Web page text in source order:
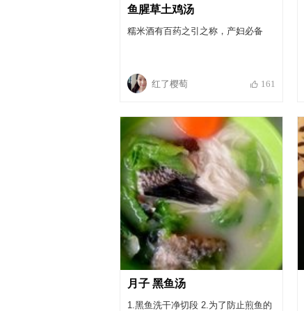
鱼腥草土鸡汤
糯米酒有百药之引之称，产妇必备
红了樱萄 161
月子 黑鱼汤
1.黑鱼洗干净切段 2.为了防止煎鱼的